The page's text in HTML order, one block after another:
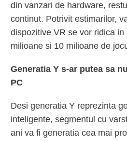
din vanzari de hardware,
continut. Potrivit estimarilor,
dispozitive VR se vor ridica
milioane si 10 milioane de
Generatia Y s-ar putea sa
PC
Desi generatia Y reprezinta
inteligente, segmentul cu
ani va fi generatia cea mai